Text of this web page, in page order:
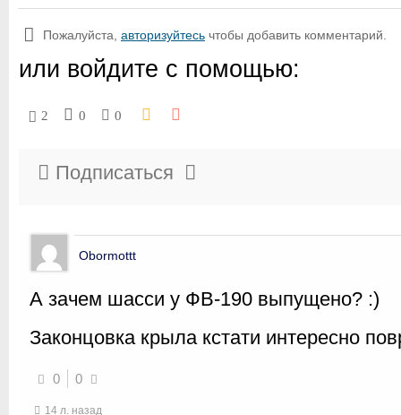
Пожалуйста, авторизуйтесь чтобы добавить комментарий.
или войдите с помощью:
2 0 0
Подписаться
Obormottt
А зачем шасси у ФВ-190 выпущено? :)
Законцовка крыла кстати интересно
0 0
14 л. назад